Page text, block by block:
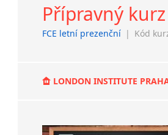
Přípravný
FCE letní prezenční | Kód
LONDON INSTITUTE